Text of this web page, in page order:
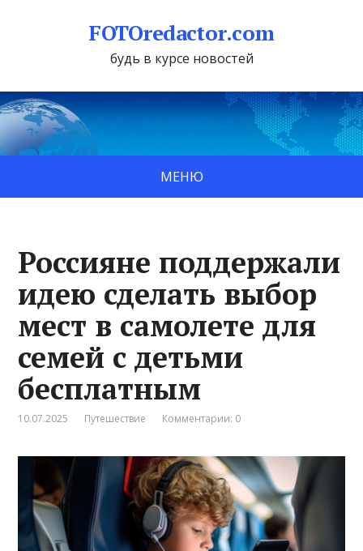
FOTOredactor.com
будь в курсе новостей
МЕНЮ
Россияне поддержали
идею сделать выбор
мест в самолете для
семей с детьми
бесплатным
10.07.2025 Путешествие Комментарии: 0